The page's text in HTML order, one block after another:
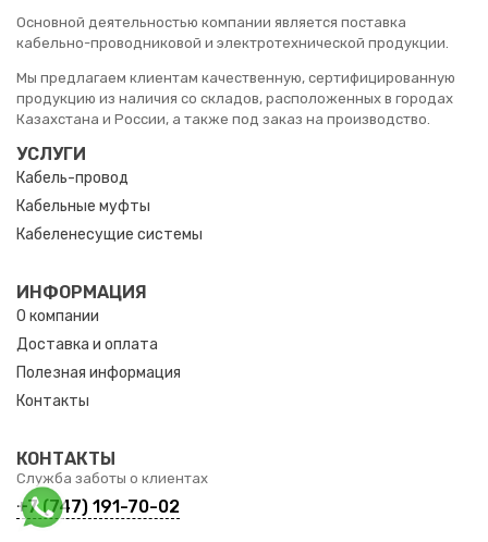
Основной деятельностью компании является поставка
кабельно-проводниковой и электротехнической продукции.
Мы предлагаем клиентам качественную, сертифицированную
продукцию из наличия со складов, расположенных в городах
Казахстана и России, а также под заказ на производство.
УСЛУГИ
Кабель-провод
Кабельные муфты
Кабеленесущие системы
ИНФОРМАЦИЯ
О компании
Доставка и оплата
Полезная информация
Контакты
КОНТАКТЫ
Служба заботы о клиентах
+7 (747) 191-70-02